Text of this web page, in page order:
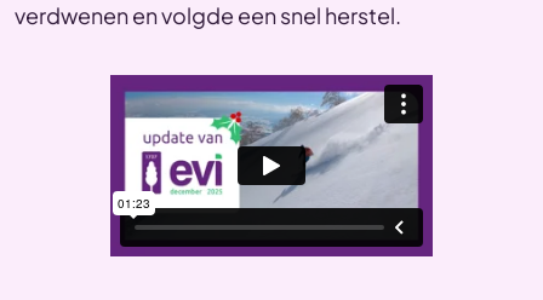
verdwenen en volgde een snel herstel.